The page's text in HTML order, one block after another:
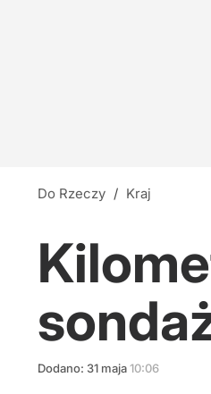
Do Rzeczy / Kraj
Dodano: 31 maja10:06